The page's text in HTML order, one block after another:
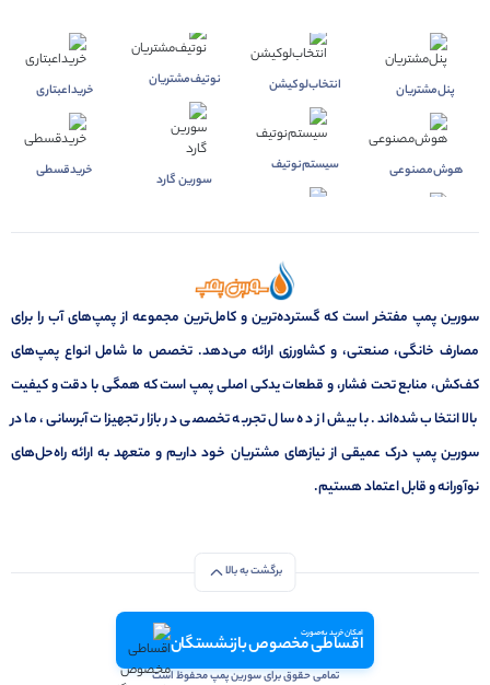
پنل‌مشتریان
هوش‌مصنوعی
انتخاب‌لوکیشن
سیستم‌نوتیف
نوتیف‌مشتریان
سورین گارد
خرید‌اعبتاری
خرید‌قسطی
سورین پمپ مفتخر است که گسترده‌ترین و کامل‌ترین مجموعه از پمپ‌های آب را برای
مصارف خانگی، صنعتی، و کشاورزی ارائه می‌دهد. تخصص ما شامل انواع پمپ‌های
کف‌کش، منابع تحت فشار، و قطعات یدکی اصلی پمپ است که همگی با دقت و کیفیت
بالا انتخاب شده‌اند. با بیش از ده سال تجربه تخصصی در بازار تجهیزات آبرسانی، ما در
سورین پمپ درک عمیقی از نیازهای مشتریان خود داریم و متعهد به ارائه راه‌حل‌های
نوآورانه و قابل اعتماد هستیم.
برگشت به بالا
امکان خرید به صورت
اقساطی مخصوص بازنشستگان
تمامی حقوق برای سورین پمپ محفوظ است